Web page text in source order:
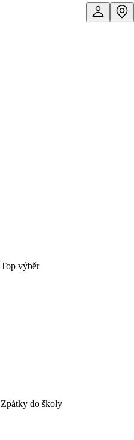
Top výběr
Zpátky do školy